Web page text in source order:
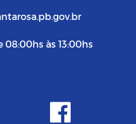
08:00hs às 13:00hs